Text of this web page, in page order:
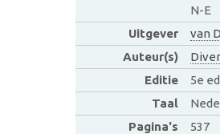
N-E
Uitgever
van
Auteur(s)
Editie
5e
Taal
Pagina's
537